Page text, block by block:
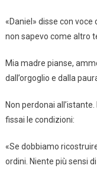
«Daniel» disse con
non sapevo come altro
Mia madre pianse,
dall’orgoglio e dalla
Non perdonai
fissai le condizioni:
«Se dobbiamo
ordini. Niente più sensi